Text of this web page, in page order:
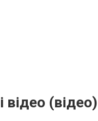
(відео)